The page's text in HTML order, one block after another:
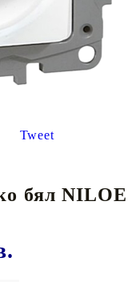
Tweet
бял NILOE